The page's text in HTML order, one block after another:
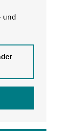
und